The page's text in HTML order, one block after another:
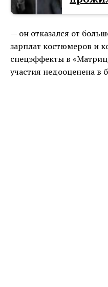
— он отказался от
зарплат костюмеров и
спецэффекты в
участия недооценена